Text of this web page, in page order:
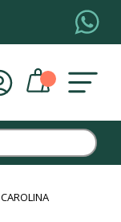
CAROLINA